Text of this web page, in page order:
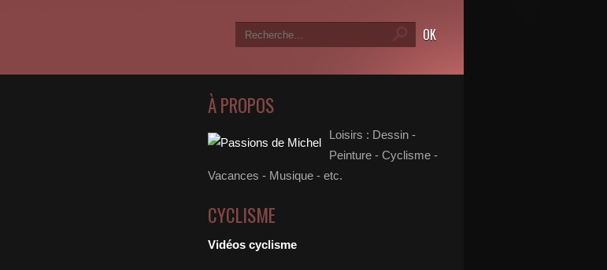
À PROPOS
Loisirs : Dessin -
Peinture - Cyclisme -
Vacances - Musique - etc.
CYCLISME
Vidéos cyclisme